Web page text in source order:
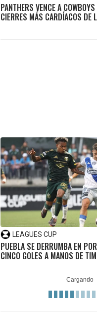
PANTHERS VENCE A
CIERRES MÁS CARDÍACOS
LEAGUES CUP
PUEBLA SE DERRUMBA EN
CINCO GOLES A MANOS DE